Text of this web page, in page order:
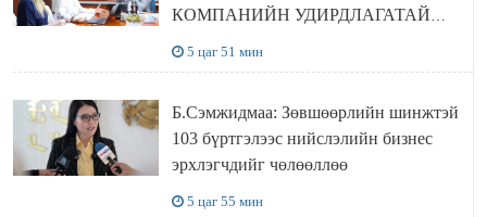
КОМПАНИЙН УДИРДЛАГАТАЙ
5 цаг 51 мин
Б.Сэмжидмаа: Зөвшөөрлийн шинжтэй
103 бүртгэлээс нийслэлийн бизнес
эрхлэгчдийг чөлөөллөө
5 цаг 55 мин